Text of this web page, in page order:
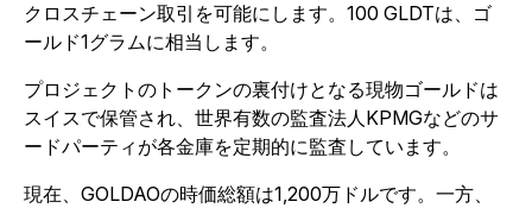
クロスチェーン取引を可能にします。100 GLDTは、ゴ
ールド1グラムに相当します。
プロジェクトのトークンの裏付けとなる現物ゴールドは
スイスで保管され、世界有数の監査法人KPMGなどのサ
ードパーティが各金庫を定期的に監査しています。
現在、GOLDAOの時価総額は1,200万ドルです。一方、